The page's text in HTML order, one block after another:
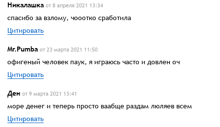
Никалашка от 8 апреля 2021 13:34
спасибо за взлому, чооотко сработила
Цитировать
Mr.Pumba от 23 марта 2021 11:50
офигеный человек паук, я играюсь часто и довлен оч
Цитировать
Ден от 9 марта 2021 13:41
море денег и теперь просто ваабще раздам люляев всем
Цитировать